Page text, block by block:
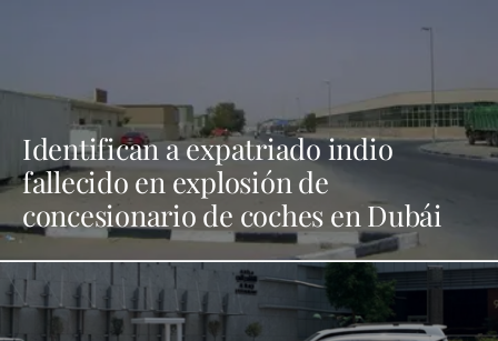
Identifican a expatriado indio
fallecido en explosión de
concesionario de coches en Dubái